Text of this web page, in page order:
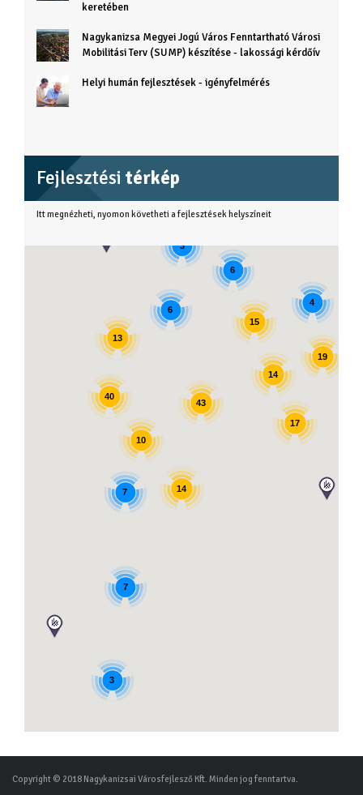
keretében
Nagykanizsa Megyei Jogú Város Fenntartható Városi
Mobilitási Terv (SUMP) készítése - lakossági kérdőív
Helyi humán fejlesztések - igényfelmérés
Fejlesztési térkép
Itt megnézheti, nyomon követheti a fejlesztések helyszíneit
14
17
40
7
43
19
6
13
15
4
6
3
3
7
14
10
Copyright © 2018 Nagykanizsai Városfejlesző Kft. Minden jog fenntartva.